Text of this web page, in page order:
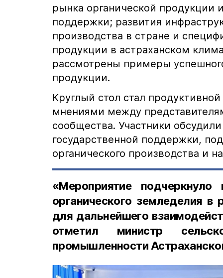
рынка органической продукции
поддержки; развития
производства в стране и
продукции в астраханском
рассмотрены примеры
продукции.
Круглый стол стал
мнениями между
сообщества. Участники
государственной поддержки,
органического производства и
«Мероприятие
органического земледелия
для дальнейшего
отметил министр
промышленности